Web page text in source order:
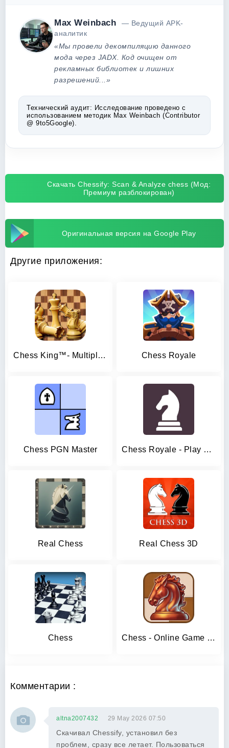
Max Weinbach
— Ведущий APK-
аналитик
«Мы провели декомпиляцию данного
мода через JADX. Код очищен от
рекламных библиотек и лишних
разрешений...»
Технический аудит: Исследование проведено с
использованием методик Max Weinbach (Contributor
@ 9to5Google).
Скачать Chessify: Scan & Analyze chess (Мод:
Премиум разблокирован)
Оригинальная версия на Google Play
Другие приложения:
Chess King™- Multiplayer Chess Chess Royale
Chess PGN Master Chess Royale - Play and Learn
Real Chess Real Chess 3D
Chess Chess - Online Game Hall
Комментарии :
altna2007432 29 May 2026 07:50
Скачивал Chessify, установил без
проблем, сразу все летает. Пользоваться